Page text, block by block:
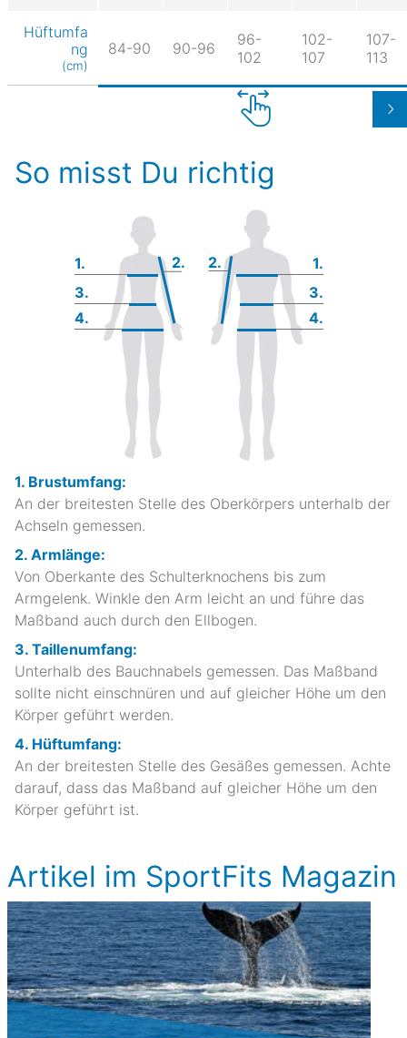
Hüftumfa
ng
(cm)
84-90 90-96
96-
102
102-
107
107-
113
So misst Du richtig
1. 1.
2.
2.
3.
3.
4.
4.
1. Brustumfang:
An der breitesten Stelle des Oberkörpers unterhalb der
Achseln gemessen.
2. Armlänge:
Von Oberkante des Schulterknochens bis zum
Armgelenk. Winkle den Arm leicht an und führe das
Maßband auch durch den Ellbogen.
3. Taillenumfang:
Unterhalb des Bauchnabels gemessen. Das Maßband
sollte nicht einschnüren und auf gleicher Höhe um den
Körper geführt werden.
4. Hüftumfang:
An der breitesten Stelle des Gesäßes gemessen. Achte
darauf, dass das Maßband auf gleicher Höhe um den
Körper geführt ist.
Artikel im SportFits Magazin